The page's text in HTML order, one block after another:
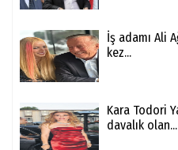
İş adamı Ali
kez...
Kara Todori
davalık olan...